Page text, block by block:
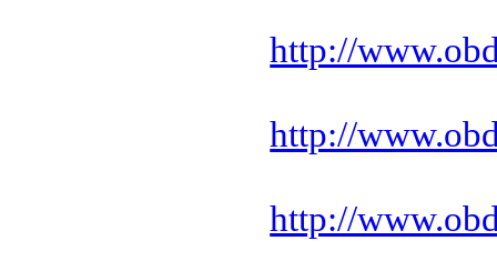
http://
http://
http://